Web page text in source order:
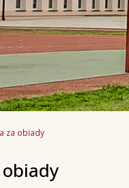
za obiady